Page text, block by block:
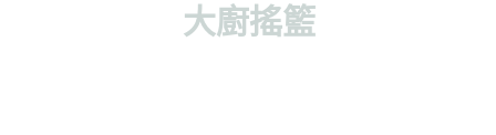
大廚搖籃